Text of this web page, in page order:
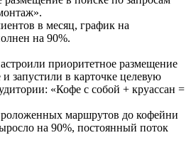
в месяц, график на
на 90%.
приоритетное размещение
и запустили в карточке целевую
«Кофе с собой + круассан =
маршрутов до кофейни
на 90%, постоянный поток